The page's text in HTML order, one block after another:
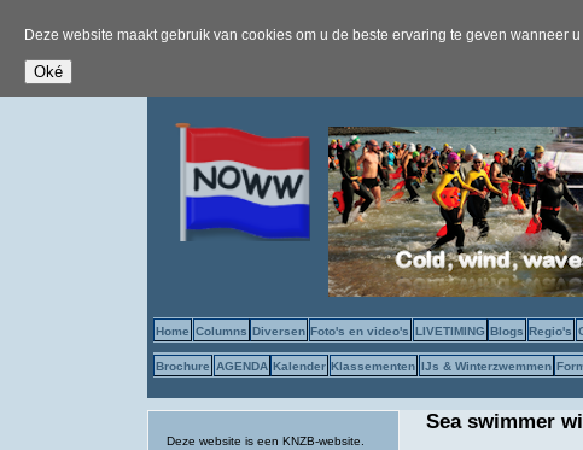
Deze website maakt gebruik van cookies om u de beste ervaring te geven
Home Columns Diversen Foto's en video's LIVETIMING Blogs Regio's
Brochure AGENDA Kalender Klassementen IJs & Winterzwemmen
Deze website is een KNZB-website.
Sea swimmer